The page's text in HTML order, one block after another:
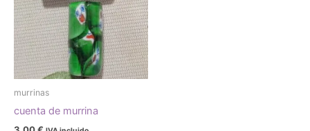
murrinas
cuenta de murrina